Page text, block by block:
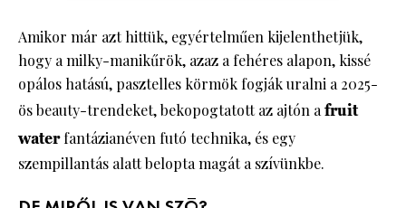
Amikor már azt hittük, egyértelműen kijelenthetjük,
hogy a milky-manikűrök, azaz a fehéres alapon, kissé
opálos hatású, pasztelles körmök fogják uralni a 2025-
ös beauty-trendeket, bekopogtatott az ajtón afruit
waterfantázianéven futó technika, és egy
szempillantás alatt belopta magát a szívünkbe.